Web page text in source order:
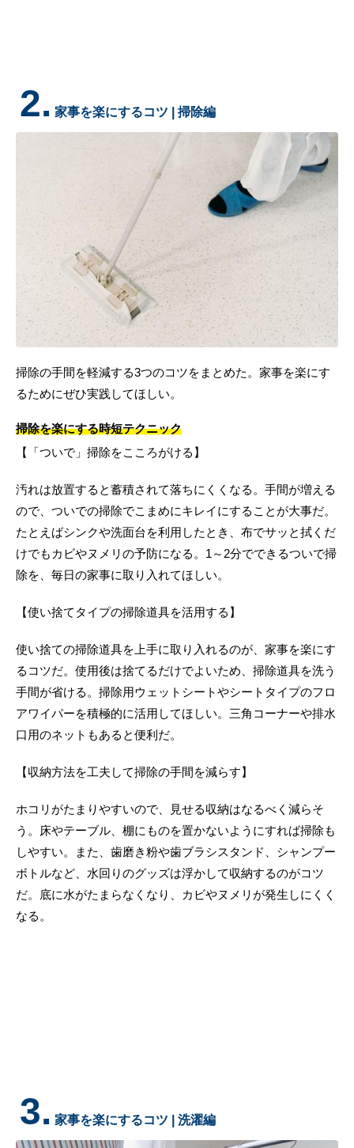
2. 家事を楽にするコツ | 掃除編
掃除の手間を軽減する3つのコツをまとめた。家事を楽にす
るためにぜひ実践してほしい。
掃除を楽にする時短テクニック
【「ついで」掃除をこころがける】
汚れは放置すると蓄積されて落ちにくくなる。手間が増える
ので、ついでの掃除でこまめにキレイにすることが大事だ。
たとえばシンクや洗面台を利用したとき、布でサッと拭くだ
けでもカビやヌメリの予防になる。1～2分でできるついで掃
除を、毎日の家事に取り入れてほしい。
【使い捨てタイプの掃除道具を活用する】
使い捨ての掃除道具を上手に取り入れるのが、家事を楽にす
るコツだ。使用後は捨てるだけでよいため、掃除道具を洗う
手間が省ける。掃除用ウェットシートやシートタイプのフロ
アワイパーを積極的に活用してほしい。三角コーナーや排水
口用のネットもあると便利だ。
【収納方法を工夫して掃除の手間を減らす】
ホコリがたまりやすいので、見せる収納はなるべく減らそ
う。床やテーブル、棚にものを置かないようにすれば掃除も
しやすい。また、歯磨き粉や歯ブラシスタンド、シャンプー
ボトルなど、水回りのグッズは浮かして収納するのがコツ
だ。底に水がたまらなくなり、カビやヌメリが発生しにくく
なる。
3. 家事を楽にするコツ | 洗濯編